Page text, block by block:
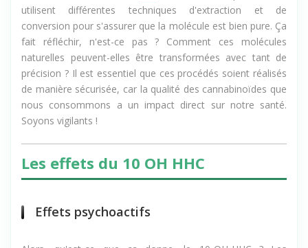
procédés chimiques assez sophistiqués, souvent à partir de
cannabinoïdes comme le THC ou le CBD. Les producteurs
utilisent différentes techniques d'extraction et de
conversion pour s'assurer que la molécule est bien pure. Ça
fait réfléchir, n'est-ce pas ? Comment ces molécules
naturelles peuvent-elles être transformées avec tant de
précision ? Il est essentiel que ces procédés soient réalisés
de manière sécurisée, car la qualité des cannabinoïdes que